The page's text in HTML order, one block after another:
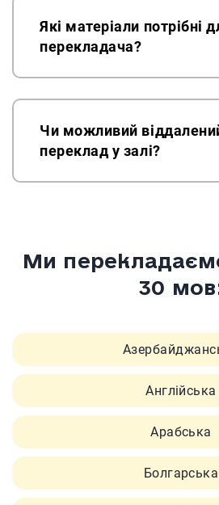
Які матеріали потрібні
перекладача?
Чи можливий
переклад у залі?
Ми
30
Англійська
Арабська
Болгарська